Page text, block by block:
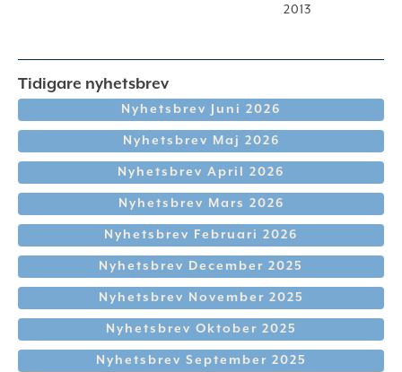
2013
Tidigare nyhetsbrev
Nyhetsbrev Juni 2026
Nyhetsbrev Maj 2026
Nyhetsbrev April 2026
Nyhetsbrev Mars 2026
Nyhetsbrev Februari 2026
Nyhetsbrev December 2025
Nyhetsbrev November 2025
Nyhetsbrev Oktober 2025
Nyhetsbrev September 2025